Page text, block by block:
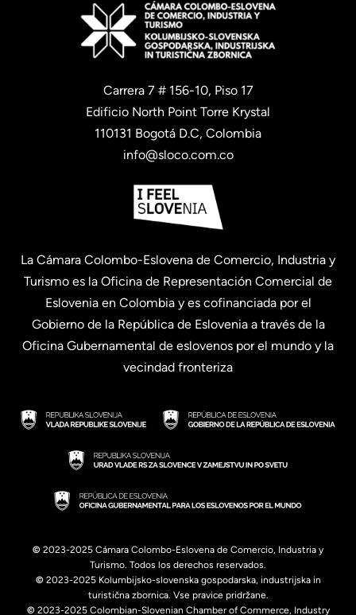
Carrera 7 # 156-10, Piso 17
Edificio North Point Torre Krystal
110131 Bogotá D.C, Colombia
info@sloco.com.co
La Cámara Colombo-Eslovena de Comercio, Industria y
Turismo es la Oficina de Representación Comercial de
Eslovenia en Colombia y es cofinanciada por el
Gobierno de la República de Eslovenia a través de la
Oficina Gubernamental de eslovenos por el mundo y la
vecindad fronteriza
© 2023-2025 Cámara Colombo-Eslovena de Comercio, Industria y
Turismo. Todos los derechos reservados.
© 2023-2025 Kolumbijsko-slovenska gospodarska, industrijska in
turistična zbornica. Vse pravice pridržane.
© 2023-2025 Colombian-Slovenian Chamber of Commerce, Industry